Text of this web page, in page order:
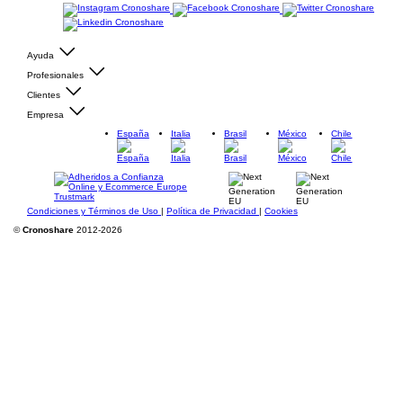
Ayuda
Profesionales
Clientes
Empresa
España
Italia Brasil México Chile
Condiciones y Términos de Uso | Política de Privacidad | Cookies
©Cronoshare 2012-2026